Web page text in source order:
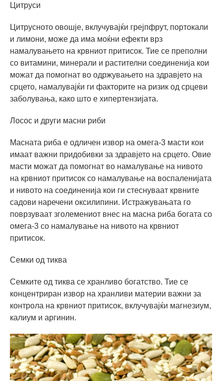
Цитруси
Цитрусното овошје, вклучувајќи грејпфрут, портокали
и лимони, може да има моќни ефекти врз
намалувањето на крвниот притисок. Тие се преполни
со витамини, минерали и растителни соединенија кои
можат да помогнат во одржувањето на здравјето на
срцето, намалувајќи ги факторите на ризик од срцеви
заболувања, како што е хипертензијата.
Лосос и други масни риби
Масната риба е одличен извор на омега-3 масти кои
имаат важни придобивки за здравјето на срцето. Овие
масти можат да помогнат во намалување на нивото
на крвниот притисок со намалување на воспаленијата
и нивото на соединенија кои ги стеснуваат крвните
садови наречени оксилипини. Истражувањата го
поврзуваат зголемениот внес на масна риба богата со
омега-3 со намалување на нивото на крвниот
притисок.
Семки од тиква
Семките од тиква се хранливо богатство. Тие се
концентриран извор на хранливи материи важни за
контрола на крвниот притисок, вклучувајќи магнезиум,
калиум и аргинин.